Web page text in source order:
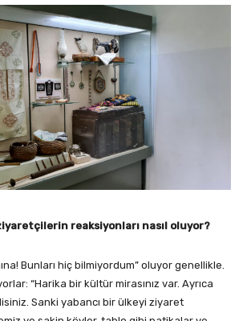
reaksiyonları nasıl oluyor?
Bunları hiç bilmiyordum” oluyor genellikle.
“Harika bir kültür mirasınız var. Ayrıca
Sanki yabancı bir ülkeyi ziyaret